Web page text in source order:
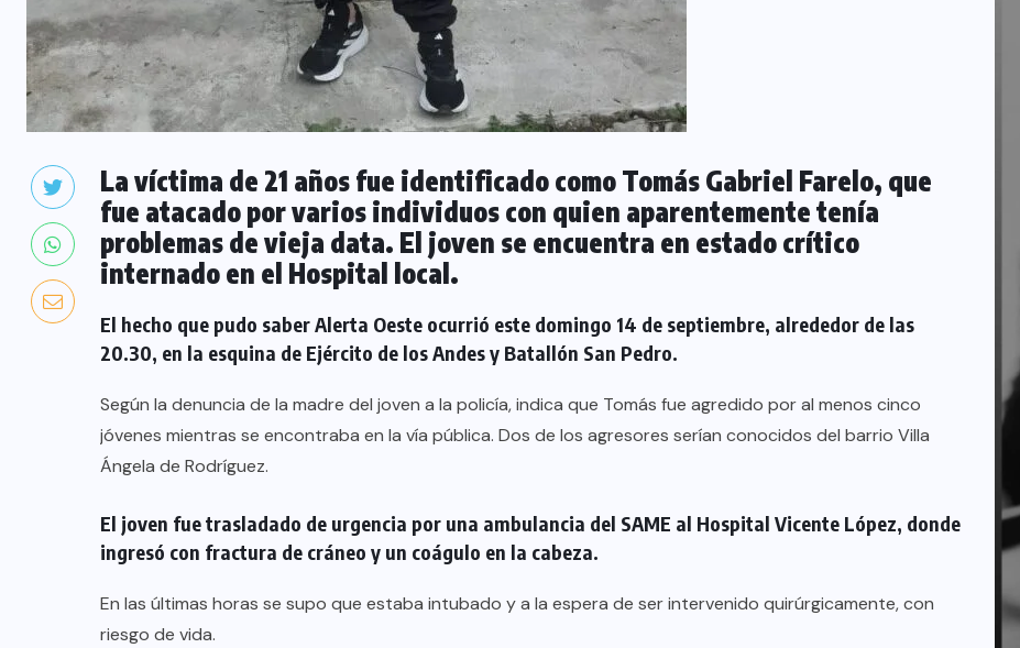
La víctima de 21 años fue identificado como Tomás Gabriel Farelo, que
fue atacado por varios individuos con quien aparentemente tenía
problemas de vieja data. El joven se encuentra en estado crítico
internado en el Hospital local.
El hecho que pudo saber Alerta Oeste ocurrió este domingo 14 de septiembre, alrededor de las
20.30, en la esquina de Ejército de los Andes y Batallón San Pedro.
Según la denuncia de la madre del joven a la policía, indica que Tomás fue agredido por al menos cinco
jóvenes mientras se encontraba en la vía pública. Dos de los agresores serían conocidos del barrio Villa
Ángela de Rodríguez.
El joven fue trasladado de urgencia por una ambulancia del SAME al Hospital Vicente López, donde
ingresó con fractura de cráneo y un coágulo en la cabeza.
En las últimas horas se supo que estaba intubado y a la espera de ser intervenido quirúrgicamente, con
riesgo de vida.